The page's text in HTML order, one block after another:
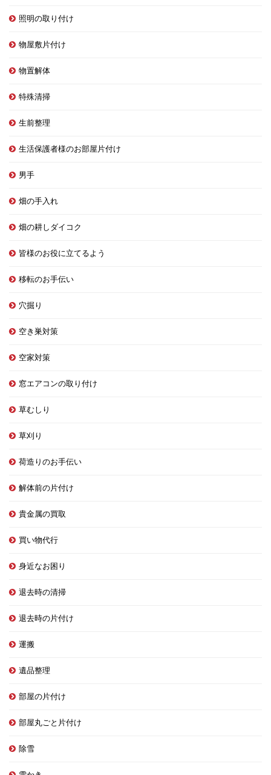
照明の取り付け
物屋敷片付け
物置解体
特殊清掃
生前整理
生活保護者様のお部屋片付け
男手
畑の手入れ
畑の耕しダイコク
皆様のお役に立てるよう
移転のお手伝い
穴掘り
空き巣対策
空家対策
窓エアコンの取り付け
草むしり
草刈り
荷造りのお手伝い
解体前の片付け
貴金属の買取
買い物代行
身近なお困り
退去時の清掃
退去時の片付け
運搬
遺品整理
部屋の片付け
部屋丸ごと片付け
除雪